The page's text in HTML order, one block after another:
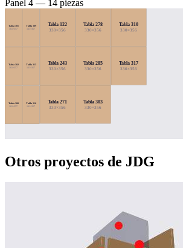
Panel 4 — 14 piezas
Tabla 301
161×357
Tabla 302
161×357
Tabla 308
161×357
Tabla 309
161×357
Tabla 315
161×357
Tabla 316
161×357
Tabla 122
330×356
Tabla 243
330×356
Tabla 271
330×356
Tabla 278
330×356
Tabla 285
330×356
Tabla 303
330×356
Tabla 310
330×356
Tabla 317
330×356
Otros proyectos de JDG